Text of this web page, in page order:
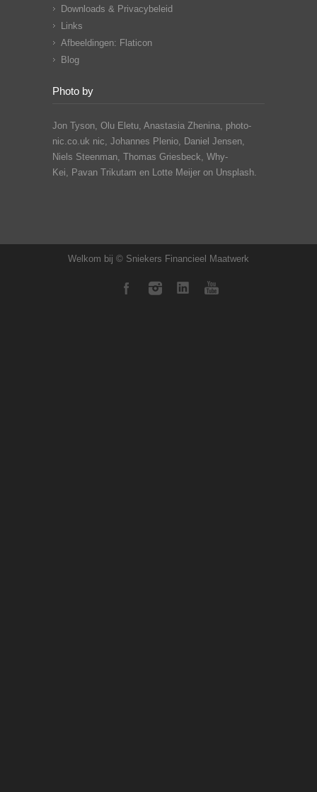
Downloads & Privacybeleid
Links
Afbeeldingen: Flaticon
Blog
Photo by
Jon Tyson, Olu Eletu, Anastasia Zhenina, photo-
nic.co.uk nic, Johannes Plenio, Daniel Jensen,
Niels Steenman, Thomas Griesbeck, Why-
Kei, Pavan Trikutam en Lotte Meijer on Unsplash.
Welkom bij © Sniekers Financieel Maatwerk